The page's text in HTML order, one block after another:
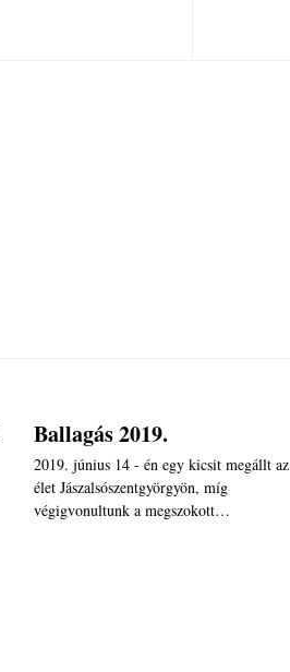
Ballagás 2019.
2019. június 14 - én egy kicsit megállt az
élet Jászalsószentgyörgyön, míg
végigvonultunk a megszokott…